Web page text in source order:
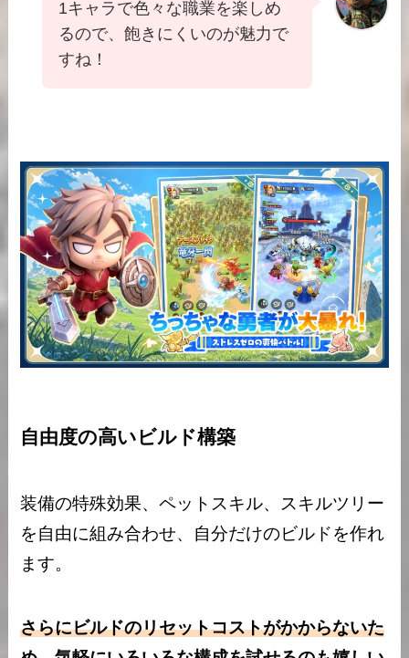
1キャラで色々な職業を楽しめ
るので、飽きにくいのが魅力で
すね！
自由度の高いビルド構築
装備の特殊効果、ペットスキル、スキルツリー
を自由に組み合わせ、自分だけのビルドを作れ
ます。
さらにビルドのリセットコストがかからないた